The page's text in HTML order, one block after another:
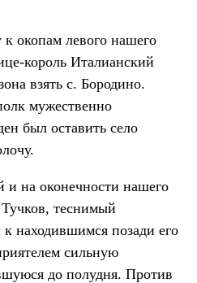
окопам левого нашего
король Италианский
взять с. Бородино.
мужественно
был оставить село
и на оконечности нашего
теснимый
находившимся позади его
сильную
до полудня. Против